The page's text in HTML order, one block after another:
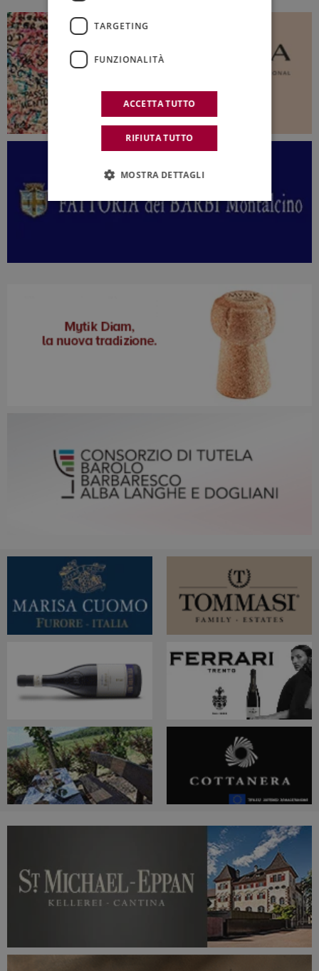
TARGETING
FUNZIONALITÀ
ACCETTA TUTTO
RIFIUTA TUTTO
MOSTRA DETTAGLI